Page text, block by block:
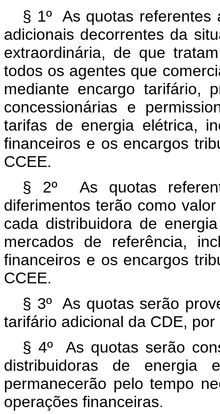
§ 1º As quotas referentes
adicionais decorrentes da
extraordinária, de que
todos os agentes que
mediante encargo tarifário,
concessionárias e
tarifas de energia elétrica,
financeiros e os encargos
CCEE.
§ 2º As quotas
diferimentos terão como
cada distribuidora de
mercados de referência,
financeiros e os encargos
CCEE.
§ 3º As quotas serão
tarifário adicional da CDE,
§ 4º As quotas serão
distribuidoras de energia
permanecerão pelo tempo
operações financeiras.